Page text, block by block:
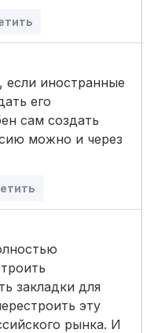
если иностранные
его
сам создать
можно и через
закладки для
эту
рынка. И